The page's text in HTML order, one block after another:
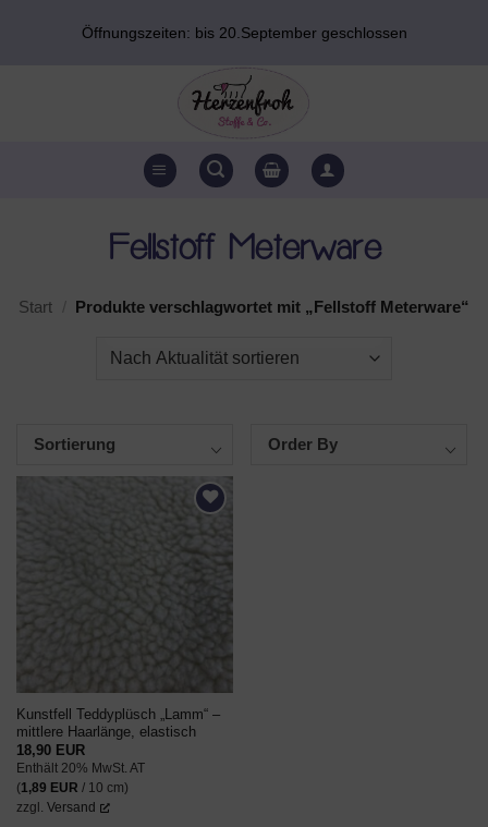
Öffnungszeiten: bis 20.September geschlossen
Fellstoff Meterware
Start Produkte verschlagwortet mit „Fellstoff Meterware“
Sortierung Order By
WUNSCHZETTEL
Kunstfell Teddyplüsch „Lamm“ –
mittlere Haarlänge, elastisch
18,90 EUR
Enthält 20% MwSt. AT
(1,89 EUR / 10 cm)
zzgl. Versand